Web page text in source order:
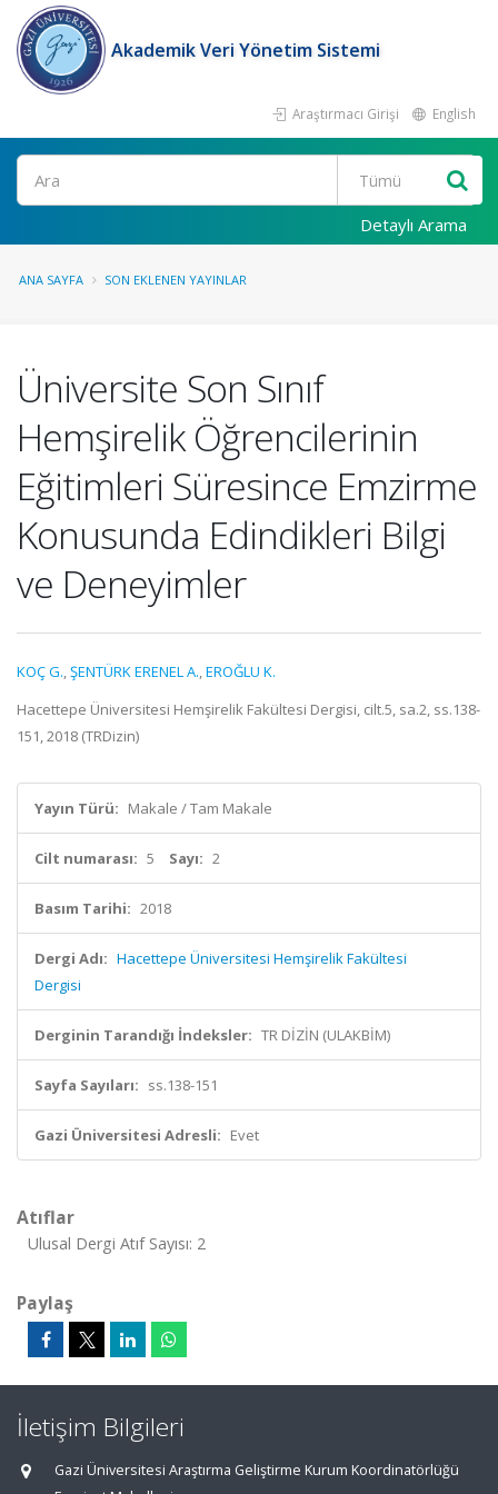
Akademik Veri Yönetim Sistemi
Araştırmacı Girişi English
Ara
Detaylı Arama
ANA SAYFA SON EKLENEN YAYINLAR
Üniversite Son Sınıf
Hemşirelik Öğrencilerinin
Eğitimleri Süresince Emzirme
Konusunda Edindikleri Bilgi
ve Deneyimler
KOÇ G.,ŞENTÜRK ERENEL A.,EROĞLU K.
Hacettepe Üniversitesi Hemşirelik Fakültesi Dergisi, cilt.5, sa.2, ss.138-
151, 2018 (TRDizin)
Yayın Türü: Makale / Tam Makale
Cilt numarası: 5 Sayı: 2
Basım Tarihi: 2018
Dergi Adı: Hacettepe Üniversitesi Hemşirelik Fakültesi
Dergisi
Derginin Tarandığı İndeksler: TR DİZİN (ULAKBİM)
Sayfa Sayıları: ss.138-151
Gazi Üniversitesi Adresli: Evet
Atıflar
Ulusal Dergi Atıf Sayısı: 2
Paylaş
İletişim Bilgileri
Gazi Üniversitesi Araştırma Geliştirme Kurum Koordinatörlüğü